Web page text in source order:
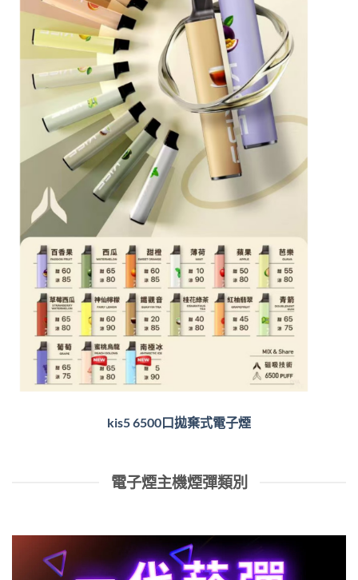
kis5 6500口拋棄式電子煙
電子煙主機煙彈類別